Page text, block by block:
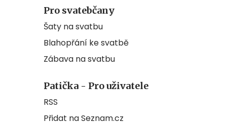
Pro svatebčany
Šaty na svatbu
Blahopřání ke svatbě
Zábava na svatbu
Patička - Pro uživatele
RSS
Přidat na Seznam.cz